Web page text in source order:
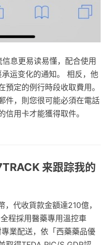
息更易读易懂，配合使用
运变化的通知。 相反，他
定的例行時段收取費用。
件，則您很可能必須在電話
用卡才能獲得取件。
来跟踪我的
代收貨款金額達210億，
程採用醫藥專用溫控車
業配送，依「西藥藥品優